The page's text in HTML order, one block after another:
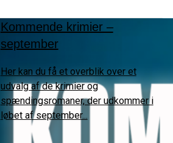
Kommende krimier –
september
Her kan du få et overblik over et
udvalg af de krimier og
spændingsromaner, der udkommer i
løbet af september...